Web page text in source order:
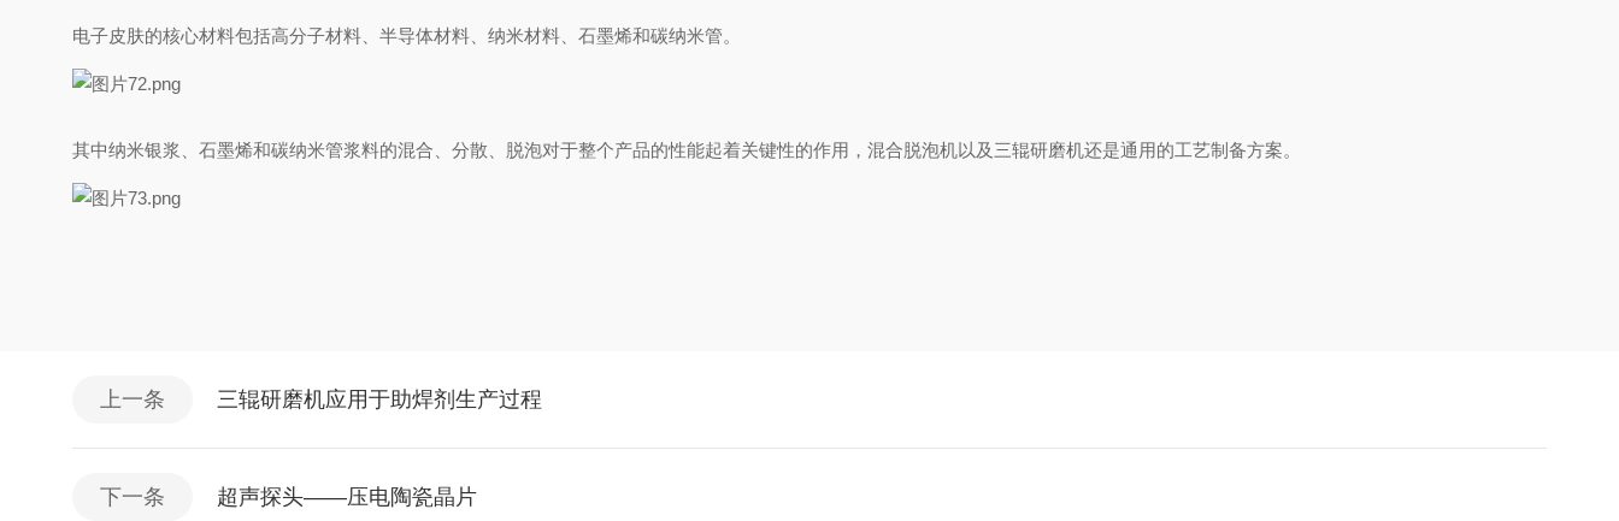
电子皮肤的核心材料包括高分子材料、 半导体材料、 纳米材料、 石墨烯和碳纳米管。
其中纳米银浆 石墨烯和碳纳米管浆料的混合、分散、脱泡对于整个产品的性能起着关键性的作用，混合脱泡机以及三辊研磨机还是通用的工艺制备方案。
上一条 三辊研磨机应用于助焊剂生产过程
下一条 超声探头——压电陶瓷晶片